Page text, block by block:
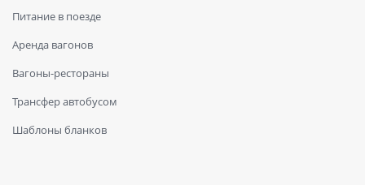
Питание в поезде
Аренда вагонов
Вагоны-рестораны
Трансфер автобусом
Шаблоны бланков